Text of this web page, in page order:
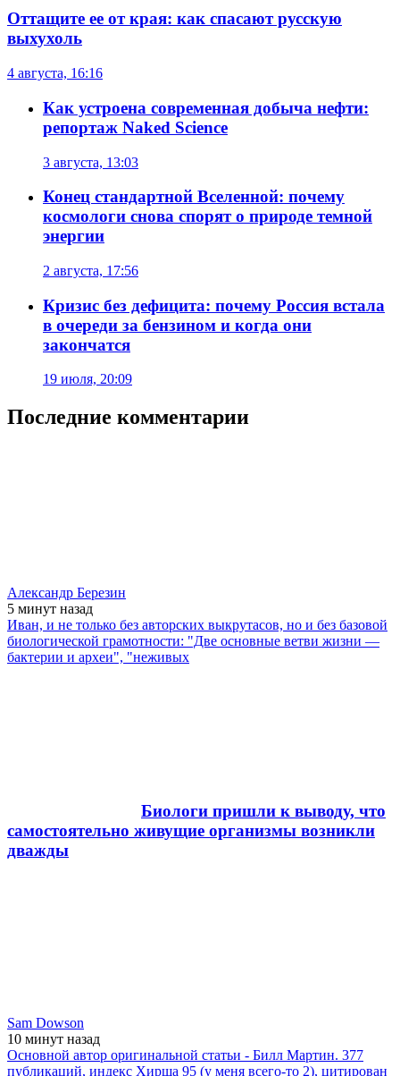
Оттащите ее от края: как спасают русскую
выхухоль
4 августа, 16:16
Как устроена современная добыча нефти:
репортаж Naked Science
3 августа, 13:03
Конец стандартной Вселенной: почему
космологи снова спорят о природе темной
энергии
2 августа, 17:56
Кризис без дефицита: почему Россия встала
в очереди за бензином и когда они
закончатся
19 июля, 20:09
Последние комментарии
Александр Березин
5 минут назад
Иван, и не только без авторских выкрутасов, но и без базовой
биологической грамотности: "Две основные ветви жизни —
бактерии и археи", "неживых
Биологи пришли к выводу, что
самостоятельно живущие организмы возникли
дважды
Sam Dowson
10 минут назад
Основной автор оригинальной статьи - Билл Мартин. 377
публикаций, индекс Хирша 95 (у меня всего-то 2), цитирован